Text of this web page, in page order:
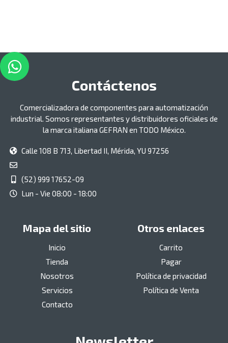
Contáctenos
Comercializadora de componentes para automatización
industrial. Somos representantes y distribuidores oficiales de
la marca italiana GEFRAN en TODO México.
Calle 108 B 713, Libertad II, Mérida, YU 97256
(52) 999 17652-09
Lun - Vie 08:00 - 18:00
Mapa del sitio
Inicio
Tienda
Nosotros
Servicios
Contacto
Otros enlaces
Carrito
Pagar
Política de privacidad
Política de Venta